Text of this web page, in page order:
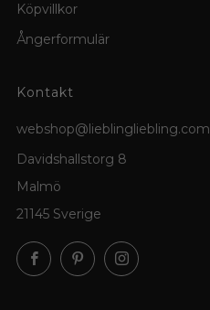
Köpvillkor
Ångerformulär
Kontakt
webshop@lieblingliebling.com
Davidshallstorg 8
Malmö
21145 Sverige
FacebookPinterestInstagram